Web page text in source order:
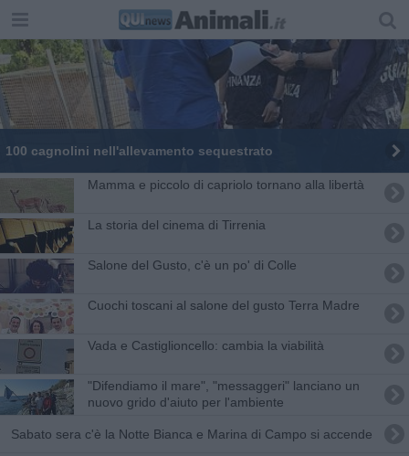
100 cagnolini nell'allevamento sequestrato
Mamma e piccolo di capriolo tornano alla libertà
La storia del cinema di Tirrenia
Salone del Gusto, c'è un po' di Colle
Cuochi toscani al salone del gusto Terra Madre
Vada e Castiglioncello: cambia la viabilità
"Difendiamo il mare", "messaggeri" lanciano un
nuovo grido d'aiuto per l'ambiente
Sabato sera c'è la Notte Bianca e Marina di Campo si accende